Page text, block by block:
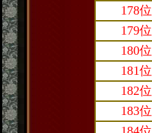
178位
179位
180位
181位
182位
183位